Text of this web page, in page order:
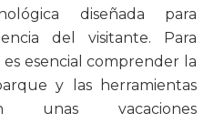
diseñada para
del visitante. Para
es esencial comprender la
y las herramientas
unas vacaciones